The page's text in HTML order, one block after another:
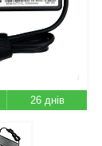
26 днів